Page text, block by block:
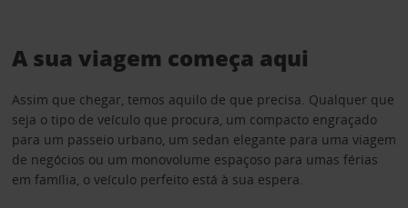
A sua viagem começa aqui
Assim que chegar, temos aquilo de que precisa. Qualquer que
seja o tipo de veículo que procura, um compacto engraçado
para um passeio urbano, um sedan elegante para uma viagem
de negócios ou um monovolume espaçoso para umas férias
em família, o veículo perfeito está à sua espera.